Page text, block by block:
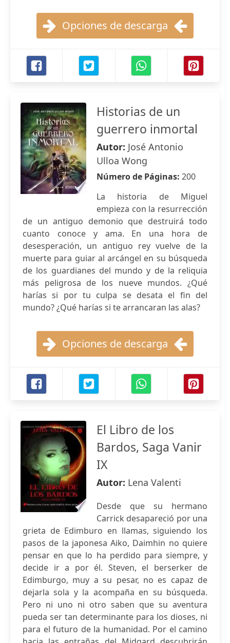
Opciones de descarga
Historias de un
guerrero inmortal
Autor: José Antonio
Ulloa Wong
Número de Páginas: 200
La historia de Miguel
empieza con la resurrección
de un antiguo demonio que destruirá todo
cuanto conoce y ama. En una hora de
desesperación, un antiguo rey vuelve de la
muerte para guiar al arcángel en su búsqueda
de los guardianes del mundo y de la reliquia
más peligrosa de los nueve mundos. ¿Qué
harías si por tu culpa se desata el fin del
mundo? ¿Qué harías si te arrancaran las alas?
Opciones de descarga
El Libro de los
Bardos, Saga Vanir
IX
Autor: Lena Valenti
Desde que su hermano
Carrick desapareció por una
grieta de Edimburo en llamas, siguiendo los
pasos de la japonesa Aiko, Daimhin no quiere
pensar en que lo ha perdido para siempre, y
decide ir a por él. Steven, el berserker de
Edimburgo, muy a su pesar, no es capaz de
dejarla sola y la acompaña en su búsqueda.
Pero ni uno ni otro saben que su aventura
pueda ser tan determinante para los dioses, ni
para el futuro de la humanidad. Por el camino